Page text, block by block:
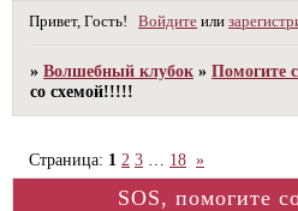
Привет, Гость! Войдите или
»Волшебный клубок »Помогите
со схемой!!!!!
SOS, помогите
Страница: 1 2 3 18 »